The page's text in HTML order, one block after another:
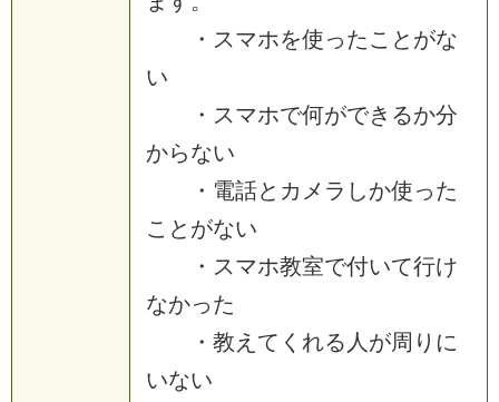
・スマホを使ったことがな
い
・スマホで何ができるか分
からない
・電話とカメラしか使った
ことがない
・スマホ教室で付いて行け
なかった
・教えてくれる人が周りに
いない